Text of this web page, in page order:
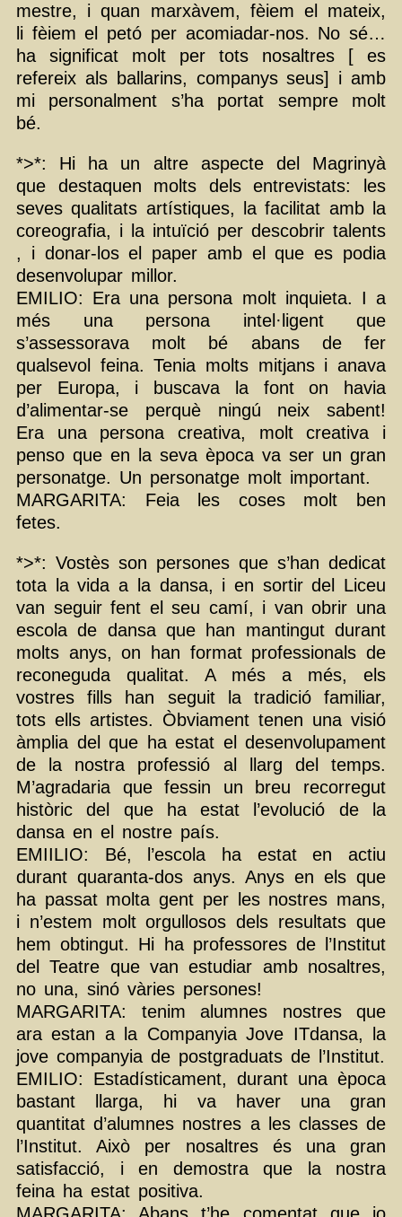
mestre, i quan marxàvem, fèiem el mateix,
li fèiem el petó per acomiadar-nos. No sé…
ha significat molt per tots nosaltres [ es
refereix als ballarins, companys seus] i amb
mi personalment s’ha portat sempre molt
bé.
*>*: Hi ha un altre aspecte del Magrinyà
que destaquen molts dels entrevistats: les
seves qualitats artístiques, la facilitat amb la
coreografia, i la intuïció per descobrir talents
, i donar-los el paper amb el que es podia
desenvolupar millor.
EMILIO: Era una persona molt inquieta. I a
més una persona intel·ligent que
s’assessorava molt bé abans de fer
qualsevol feina. Tenia molts mitjans i anava
per Europa, i buscava la font on havia
d’alimentar-se perquè ningú neix sabent!
Era una persona creativa, molt creativa i
penso que en la seva època va ser un gran
personatge. Un personatge molt important.
MARGARITA: Feia les coses molt ben
fetes.
*>*: Vostès son persones que s’han dedicat
tota la vida a la dansa, i en sortir del Liceu
van seguir fent el seu camí, i van obrir una
escola de dansa que han mantingut durant
molts anys, on han format professionals de
reconeguda qualitat. A més a més, els
vostres fills han seguit la tradició familiar,
tots ells artistes. Òbviament tenen una visió
àmplia del que ha estat el desenvolupament
de la nostra professió al llarg del temps.
M’agradaria que fessin un breu recorregut
històric del que ha estat l’evolució de la
dansa en el nostre país.
EMIILIO: Bé, l’escola ha estat en actiu
durant quaranta-dos anys. Anys en els que
ha passat molta gent per les nostres mans,
i n’estem molt orgullosos dels resultats que
hem obtingut. Hi ha professores de l’Institut
del Teatre que van estudiar amb nosaltres,
no una, sinó vàries persones!
MARGARITA: tenim alumnes nostres que
ara estan a la Companyia Jove ITdansa, la
jove companyia de postgraduats de l’Institut.
EMILIO: Estadísticament, durant una època
bastant llarga, hi va haver una gran
quantitat d’alumnes nostres a les classes de
l’Institut. Això per nosaltres és una gran
satisfacció, i en demostra que la nostra
feina ha estat positiva.